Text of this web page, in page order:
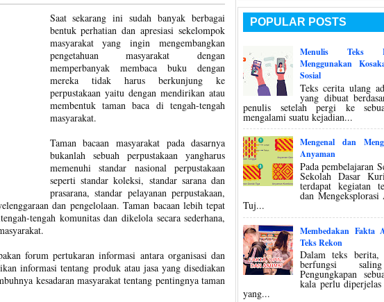
Saat sekarang ini sudah banyak berbagai
bentuk perhatian dan apresiasi sekelompok
masyarakat yang ingin mengembangkan
pengetahuan masyarakat dengan
memperbanyak membaca buku dengan
mereka tidak harus berkunjung ke
perpustakaan yaitu dengan mendirikan atau
membentuk taman baca di tengah-tengah
masyarakat.
Taman bacaan masyarakat pada dasarnya
bukanlah sebuah perpustakaan yangharus
memenuhi standar nasional perpustakaan
seperti standar koleksi, standar sarana dan
prasarana, standar pelayanan perpustakaan,
dan pengelolaan. Taman bacaan lebih tepat
tengah komunitas dan dikelola secara sederhana,
forum pertukaran informasi antara organisasi dan
informasi tentang produk atau jasa yang disediakan
kesadaran masyarakat tentang pentingnya taman
POPULAR POSTS
Menulis Teks
Menggunakan
Sosial
Teks cerita ulang
yang dibuat
penulis setelah pergi ke
mengalami suatu kejadian...
Mengenal dan
Anyaman
Pada pembelajaran
Sekolah Dasar
terdapat kegiatan
dan
Tuj...
Membedakan Fakta
Teks Rekon
Dalam teks
berfungsi
Pengungkapan
kala perlu
yang...